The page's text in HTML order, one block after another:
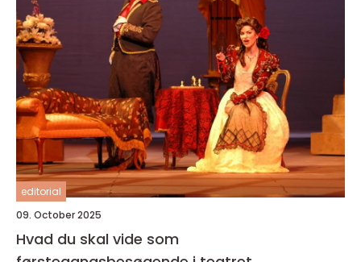
editorial
09. October 2025
Hvad du skal vide som